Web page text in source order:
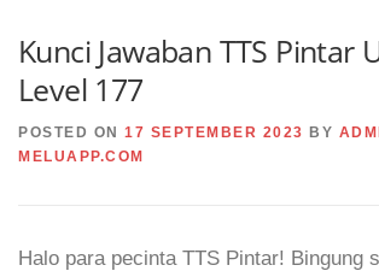
Kunci Jawaban TTS Pintar
Level 177
POSTED ON 17 SEPTEMBER 2023 BY
MELUAPP.COM
Halo para pecinta TTS Pintar! Bingung